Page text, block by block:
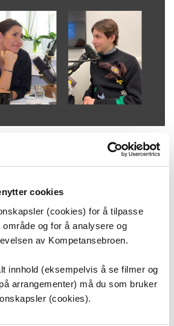
cookies
(cookies) for å tilpasse
og for å analysere og
av Kompetansebroen.
innhold (eksempelvis å se filmer og
arrangementer) må du som bruker
(cookies).
seg som en populær
mennesker i
og helhjerta samtale med
og engasjerende historier fra